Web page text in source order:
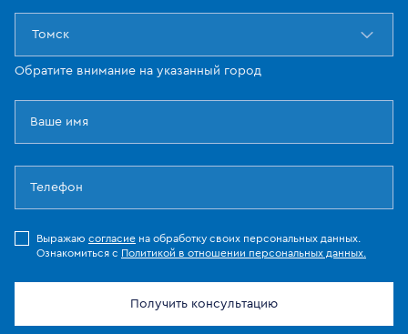
Томск
Обратите внимание на указанный город
Выражаю согласие на обработку своих персональных данных.
Ознакомиться с Политикой в отношении персональных данных.
Получить консультацию